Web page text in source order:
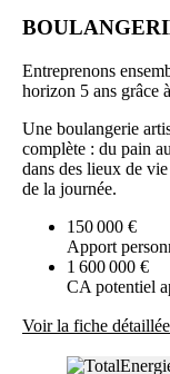
Entreprenons
horizon 5 ans grâce
Une boulangerie
complète : du pain
dans des lieux de
de la journée.
150 000 €
Apport
1 600 000 €
CA potentiel
Voir la fiche détaillée